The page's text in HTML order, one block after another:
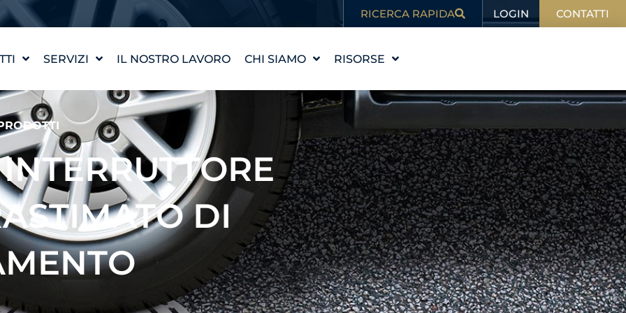
RICERCA RAPIDA LOGIN CONTATTI
SERVIZI
PROGETTAZIONE DI
UN'OPERA D'ACQUA
WATERLAB™
ASSISTENZA TECNICA E
AI PRODOTTI
IL NOSTRO LAVORO CHI SIAMO
LA NOSTRA STORIA
I NOSTRI VALORI
INCONTRARE IL TEAM
CARRIERA
RISORSE
ISTRUZIONE
BLOG
NELLE NOTIZIE
DI